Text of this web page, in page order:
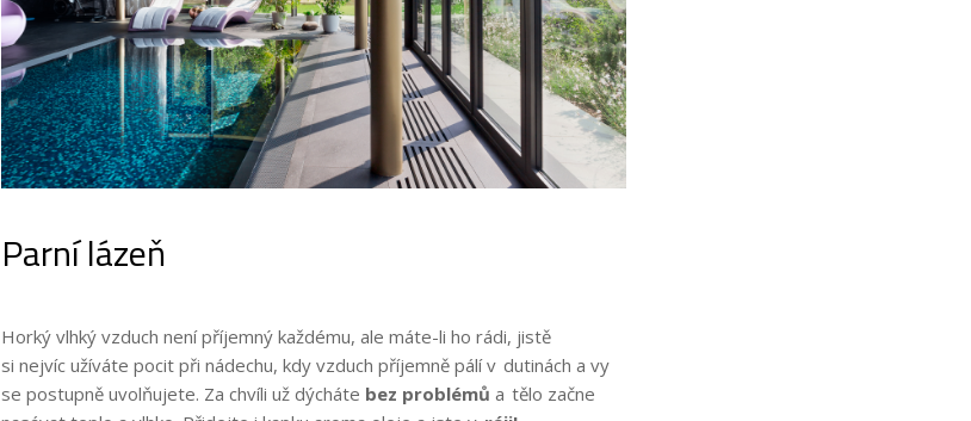
Parní lázeň
Horký vlhký vzduch není příjemný každému, ale máte-li ho rádi, jistě
si nejvíc užíváte pocit při nádechu, kdy vzduch příjemně pálí v dutinách a vy
se postupně uvolňujete. Za chvíli už dýcháte bez problémů a tělo začne